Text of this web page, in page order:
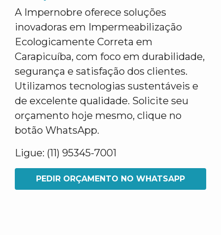
A Impernobre oferece soluções
inovadoras em Impermeabilização
Ecologicamente Correta em
Carapicuíba, com foco em durabilidade,
segurança e satisfação dos clientes.
Utilizamos tecnologias sustentáveis e
de excelente qualidade. Solicite seu
orçamento hoje mesmo, clique no
botão WhatsApp.
Ligue: (11) 95345-7001
PEDIR ORÇAMENTO NO WHATSAPP